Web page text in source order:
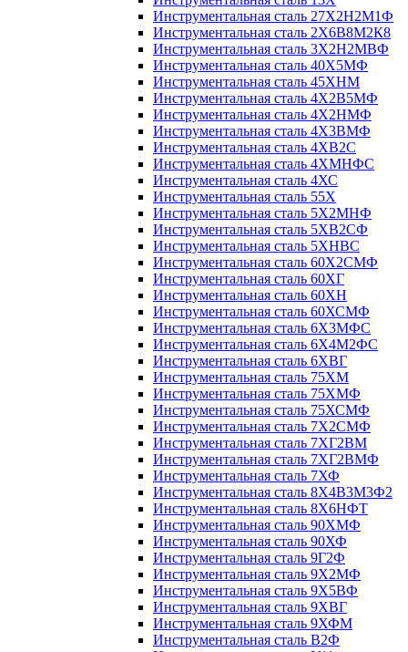
Инструментальная сталь 27Х2Н2М1Ф
Инструментальная сталь 2Х6В8М2К8
Инструментальная сталь 3Х2Н2МВФ
Инструментальная сталь 40Х5МФ
Инструментальная сталь 45ХНМ
Инструментальная сталь 4Х2В5МФ
Инструментальная сталь 4Х2НМФ
Инструментальная сталь 4Х3ВМФ
Инструментальная сталь 4ХВ2С
Инструментальная сталь 4ХМНФС
Инструментальная сталь 4ХС
Инструментальная сталь 55Х
Инструментальная сталь 5Х2МНФ
Инструментальная сталь 5ХВ2СФ
Инструментальная сталь 5ХНВС
Инструментальная сталь 60Х2СМФ
Инструментальная сталь 60ХГ
Инструментальная сталь 60ХН
Инструментальная сталь 60ХСМФ
Инструментальная сталь 6Х3МФС
Инструментальная сталь 6Х4М2ФС
Инструментальная сталь 6ХВГ
Инструментальная сталь 75ХМ
Инструментальная сталь 75ХМФ
Инструментальная сталь 75ХСМФ
Инструментальная сталь 7Х2СМФ
Инструментальная сталь 7ХГ2ВМ
Инструментальная сталь 7ХГ2ВМФ
Инструментальная сталь 7ХФ
Инструментальная сталь 8Х4В3М3Ф2
Инструментальная сталь 8Х6НФТ
Инструментальная сталь 90ХМФ
Инструментальная сталь 90ХФ
Инструментальная сталь 9Г2Ф
Инструментальная сталь 9Х2МФ
Инструментальная сталь 9Х5ВФ
Инструментальная сталь 9ХВГ
Инструментальная сталь 9ХФМ
Инструментальная сталь В2Ф